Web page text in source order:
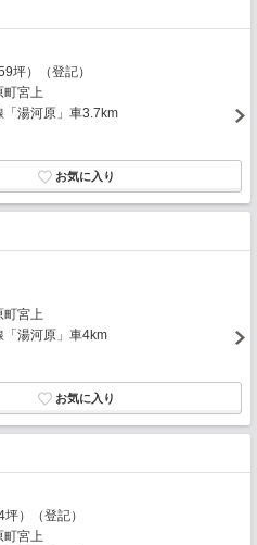
坪）（登記）
町宮上
「湯河原」車3.7km
町宮上
「湯河原」車4km
）（登記）
町宮上